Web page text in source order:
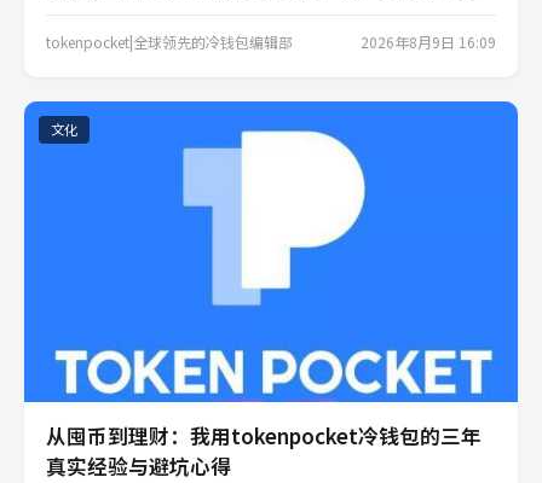
辑，避开概念炒作，把握数字经济的真正价值锚点。
tokenpocket|全球领先的冷钱包编辑部 2026年8月9日 16:09
文化
从囤币到理财：我用tokenpocket冷钱包的三年
真实经验与避坑心得